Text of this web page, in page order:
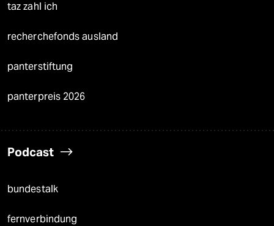
taz zahl ich
recherchefonds ausland
panterstiftung
panterpreis 2026
Podcast
bundestalk
fernverbindung